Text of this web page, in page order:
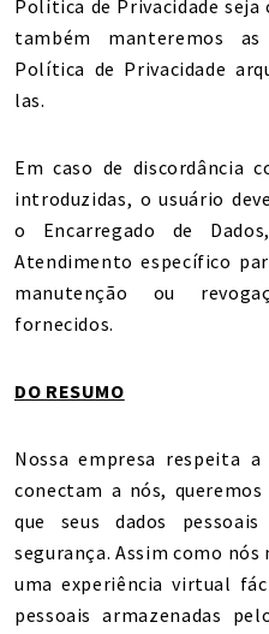
Política de Privacidade
também manteremos
Política de Privacidade
las.
Em caso de discordância
introduzidas, o usuário
o Encarregado de
Atendimento específico
manutenção ou
fornecidos.
DO RESUMO
Nossa empresa respeita a
conectam a nós,
que seus dados
segurança. Assim como
uma experiência virtual
pessoais armazenadas